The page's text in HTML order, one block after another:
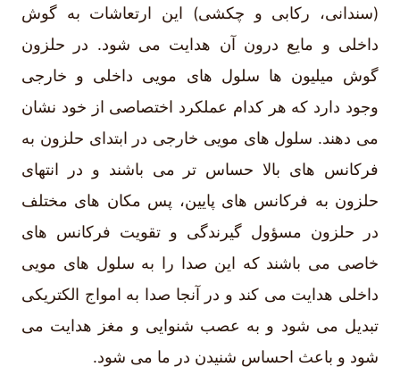
(سندانی، رکابی و چکشی) این ارتعاشات به گوش
داخلی و مایع درون آن هدایت می شود. در حلزون
گوش میلیون ها سلول های مویی داخلی و خارجی
وجود دارد که هر کدام عملکرد اختصاصی از خود نشان
می دهند. سلول های مویی خارجی در ابتدای حلزون به
فرکانس های بالا حساس تر می باشند و در انتهای
حلزون به فرکانس های پایین، پس مکان های مختلف
در حلزون مسؤول گیرندگی و تقویت فرکانس های
خاصی می باشند که این صدا را به سلول های مویی
داخلی هدایت می کند و در آنجا صدا به امواج الکتریکی
تبدیل می شود و به عصب شنوایی و مغز هدایت می
شود و باعث احساس شنیدن در ما می شود.